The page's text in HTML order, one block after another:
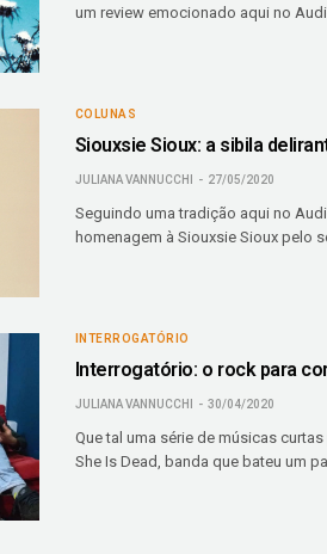
um review emocionado aqui no
COLUNAS
Siouxsie Sioux: a sibila
JULIANA VANNUCCHI 27/05/2020
Seguindo uma tradição aqui no
homenagem à Siouxsie Sioux pelo
INTERROGATÓRIO
Interrogatório: o rock para
JULIANA VANNUCCHI 30/04/2020
Que tal uma série de músicas
She Is Dead, banda que bateu um